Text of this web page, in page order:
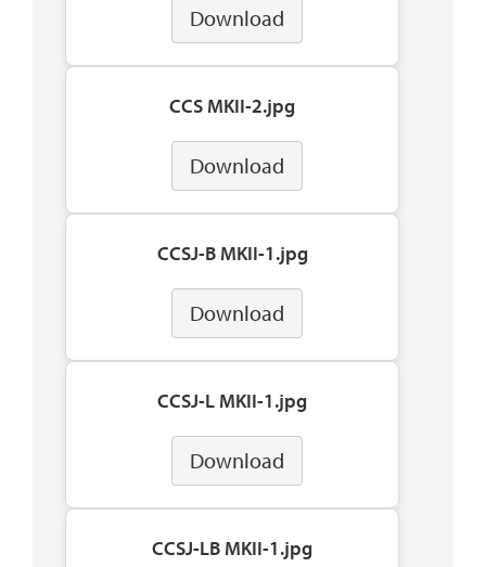
Download
CCS MKII-2.jpg
Download
CCSJ-B MKII-1.jpg
Download
CCSJ-L MKII-1.jpg
Download
CCSJ-LB MKII-1.jpg